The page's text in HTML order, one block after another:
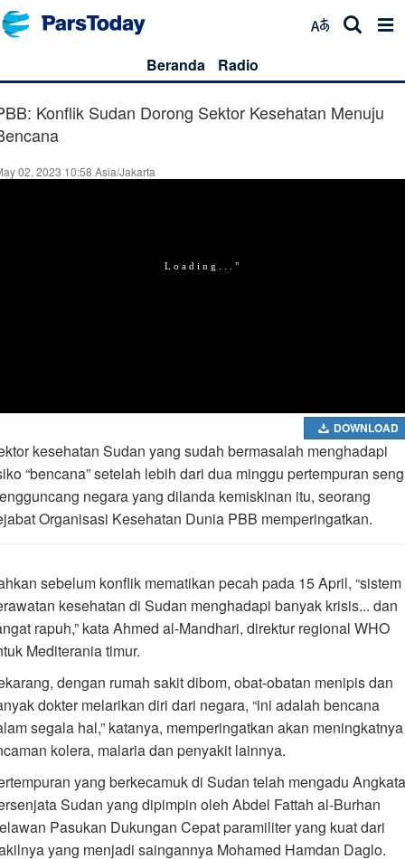
Beranda Radio
Konflik Sudan Dorong Sektor Kesehatan Menuju
02, 2023 10:58 Asia/Jakarta
DOWNLOAD
kesehatan Sudan yang sudah bermasalah menghadapi
“bencana” setelah lebih dari dua minggu pertempuran
negara yang dilanda kemiskinan itu, seorang
Organisasi Kesehatan Dunia PBB memperingatkan.
sebelum konflik mematikan pecah pada 15 April, “sistem
kesehatan di Sudan menghadapi banyak krisis... dan
rapuh,” kata Ahmed al-Mandhari, direktur regional WHO
Mediterania timur.
dengan rumah sakit dibom, obat-obatan menipis dan
dokter melarikan diri dari negara, “ini adalah bencana
segala hal,” katanya, memperingatkan akan meningkatnya
kolera, malaria dan penyakit lainnya.
yang berkecamuk di Sudan telah mengadu
Sudan yang dipimpin oleh Abdel Fattah al-Burhan
Pasukan Dukungan Cepat paramiliter yang kuat dari
yang menjadi saingannya Mohamed Hamdan Daglo.